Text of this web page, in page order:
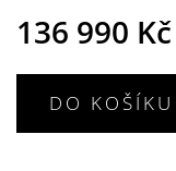
136 990 Kč
DO KOŠÍKU